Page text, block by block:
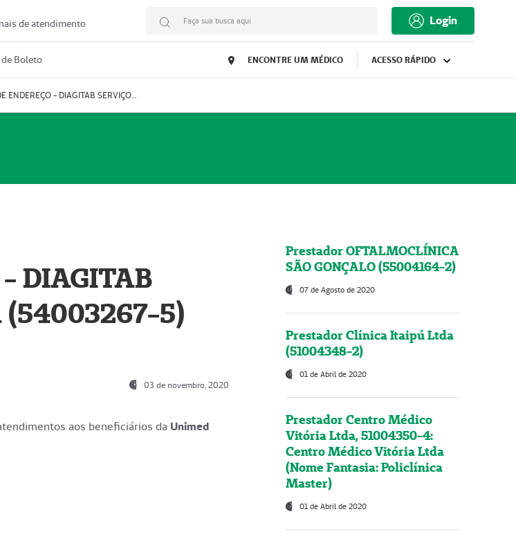
de atendimento Faça sua busca aqui Login
de Boleto ENCONTRE UM MÉDICO ACESSO RÁPIDO
MUDANÇA DE ENDEREÇO - DIAGITAB SERVIÇOS MÉDICOS LTDA (54003267-5)
DIAGITAB
(54003267-5)
03 de novembro, 2020
aos beneficiários da Unimed
Prestador OFTALMOCLÍNICA
SÃO GONÇALO (55004164-2)
07 de Agosto de 2020
Prestador Clínica Itaipú Ltda
(51004348-2)
01 de Abril de 2020
Prestador Centro Médico
Vitória Ltda, 51004350-4:
Centro Médico Vitória Ltda
(Nome Fantasia: Policlínica
Master)
01 de Abril de 2020